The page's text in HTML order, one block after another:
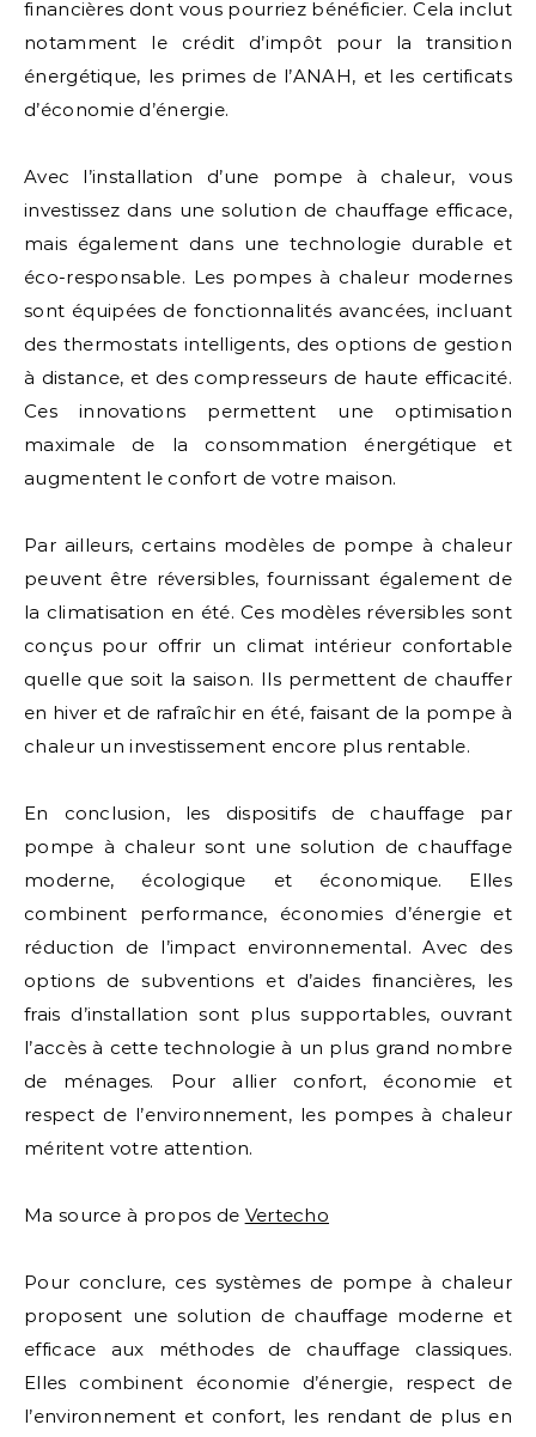
financières dont vous pourriez bénéficier. Cela inclut
notamment le crédit d’impôt pour la transition
énergétique, les primes de l’ANAH, et les certificats
d’économie d’énergie.
Avec l’installation d’une pompe à chaleur, vous
investissez dans une solution de chauffage efficace,
mais également dans une technologie durable et
éco-responsable. Les pompes à chaleur modernes
sont équipées de fonctionnalités avancées, incluant
des thermostats intelligents, des options de gestion
à distance, et des compresseurs de haute efficacité.
Ces innovations permettent une optimisation
maximale de la consommation énergétique et
augmentent le confort de votre maison.
Par ailleurs, certains modèles de pompe à chaleur
peuvent être réversibles, fournissant également de
la climatisation en été. Ces modèles réversibles sont
conçus pour offrir un climat intérieur confortable
quelle que soit la saison. Ils permettent de chauffer
en hiver et de rafraîchir en été, faisant de la pompe à
chaleur un investissement encore plus rentable.
En conclusion, les dispositifs de chauffage par
pompe à chaleur sont une solution de chauffage
moderne, écologique et économique. Elles
combinent performance, économies d’énergie et
réduction de l’impact environnemental. Avec des
options de subventions et d’aides financières, les
frais d’installation sont plus supportables, ouvrant
l’accès à cette technologie à un plus grand nombre
de ménages. Pour allier confort, économie et
respect de l’environnement, les pompes à chaleur
méritent votre attention.
Ma source à propos de Vertecho
Pour conclure, ces systèmes de pompe à chaleur
proposent une solution de chauffage moderne et
efficace aux méthodes de chauffage classiques.
Elles combinent économie d’énergie, respect de
l’environnement et confort, les rendant de plus en